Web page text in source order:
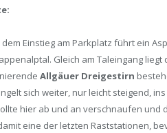
dem Einstieg am Parkplatz führt ein
Gleich am Taleingang liegt
Allgäuer Dreigestirn
sich weiter, nur leicht steigend, ins
hier ab und an verschnaufen und
eine der letzten Raststationen,